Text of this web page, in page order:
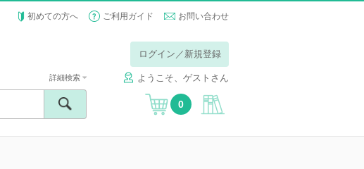
初めての方へ ご利用ガイド お問い合わせ
ログイン／新規登録
ようこそ、ゲストさん
詳細検索
0